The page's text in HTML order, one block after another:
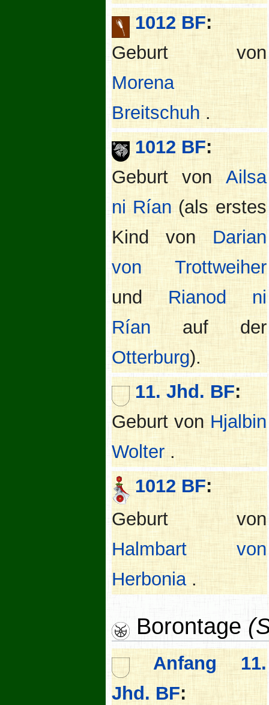
1012 BF:
Geburt von
Morena
Breitschuh.
1012 BF:
Geburt vonAilsa
ni Rían(als erstes
Kind vonDarian
von Trottweiher
und Rianod ni
Rían auf der
Otterburg).
11. Jhd. BF:
Geburt von Hjalbin
Wolter.
1012 BF:
Geburt von
Halmbart von
Herbonia.
Borontage
Anfang 11.
Jhd. BF: